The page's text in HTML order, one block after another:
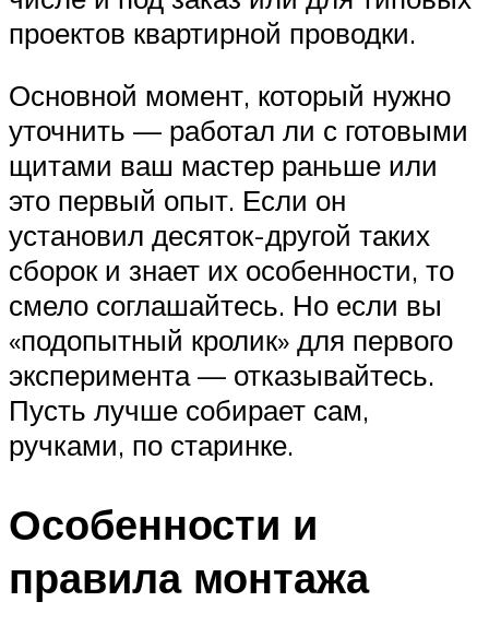
проектов квартирной проводки.
Основной момент, который нужно
уточнить — работал ли с готовыми
щитами ваш мастер раньше или
это первый опыт. Если он
установил десяток-другой таких
сборок и знает их особенности, то
смело соглашайтесь. Но если вы
«подопытный кролик» для первого
эксперимента — отказывайтесь.
Пусть лучше собирает сам,
ручками, по старинке.
Особенности и
правила монтажа